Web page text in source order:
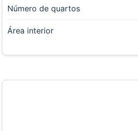
Número de quartos
Área interior